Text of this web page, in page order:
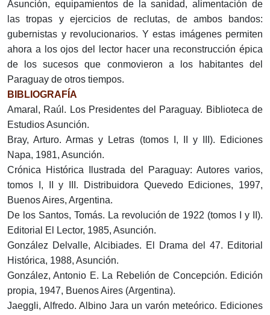
Asunción, equipamientos de la sanidad, alimentación de
las tropas y ejercicios de reclutas, de ambos bandos:
gubernistas y revolucionarios. Y estas imágenes permiten
ahora a los ojos del lector hacer una reconstrucción épica
de los sucesos que conmovieron a los habitantes del
Paraguay de otros tiempos.
BIBLIOGRAFÍA
Amaral, Raúl. Los Presidentes del Paraguay. Biblioteca de
Estudios Asunción.
Bray, Arturo. Armas y Letras (tomos I, II y III). Ediciones
Napa, 1981, Asunción.
Crónica Histórica Ilustrada del Paraguay: Autores varios,
tomos I, II y III. Distribuidora Quevedo Ediciones, 1997,
Buenos Aires, Argentina.
De los Santos, Tomás. La revolución de 1922 (tomos I y II).
Editorial El Lector, 1985, Asunción.
González Delvalle, Alcibiades. El Drama del 47. Editorial
Histórica, 1988, Asunción.
González, Antonio E. La Rebelión de Concepción. Edición
propia, 1947, Buenos Aires (Argentina).
Jaeggli, Alfredo. Albino Jara un varón meteórico. Ediciones